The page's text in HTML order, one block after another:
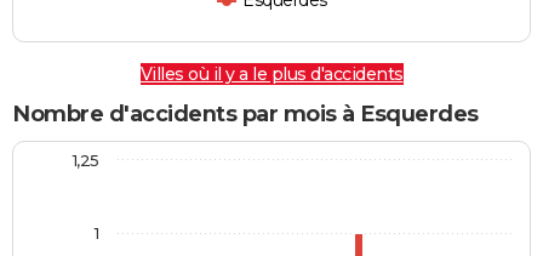
Villes où il y a le plus d'accidents
Nombre d'accidents par mois à Esquerdes
1
1,25